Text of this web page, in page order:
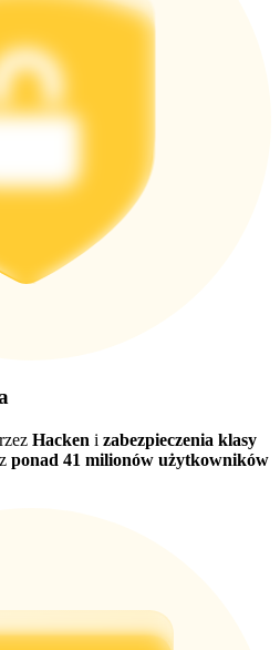
Hacken i zabezpieczenia klasy
ponad 41 milionów użytkowników